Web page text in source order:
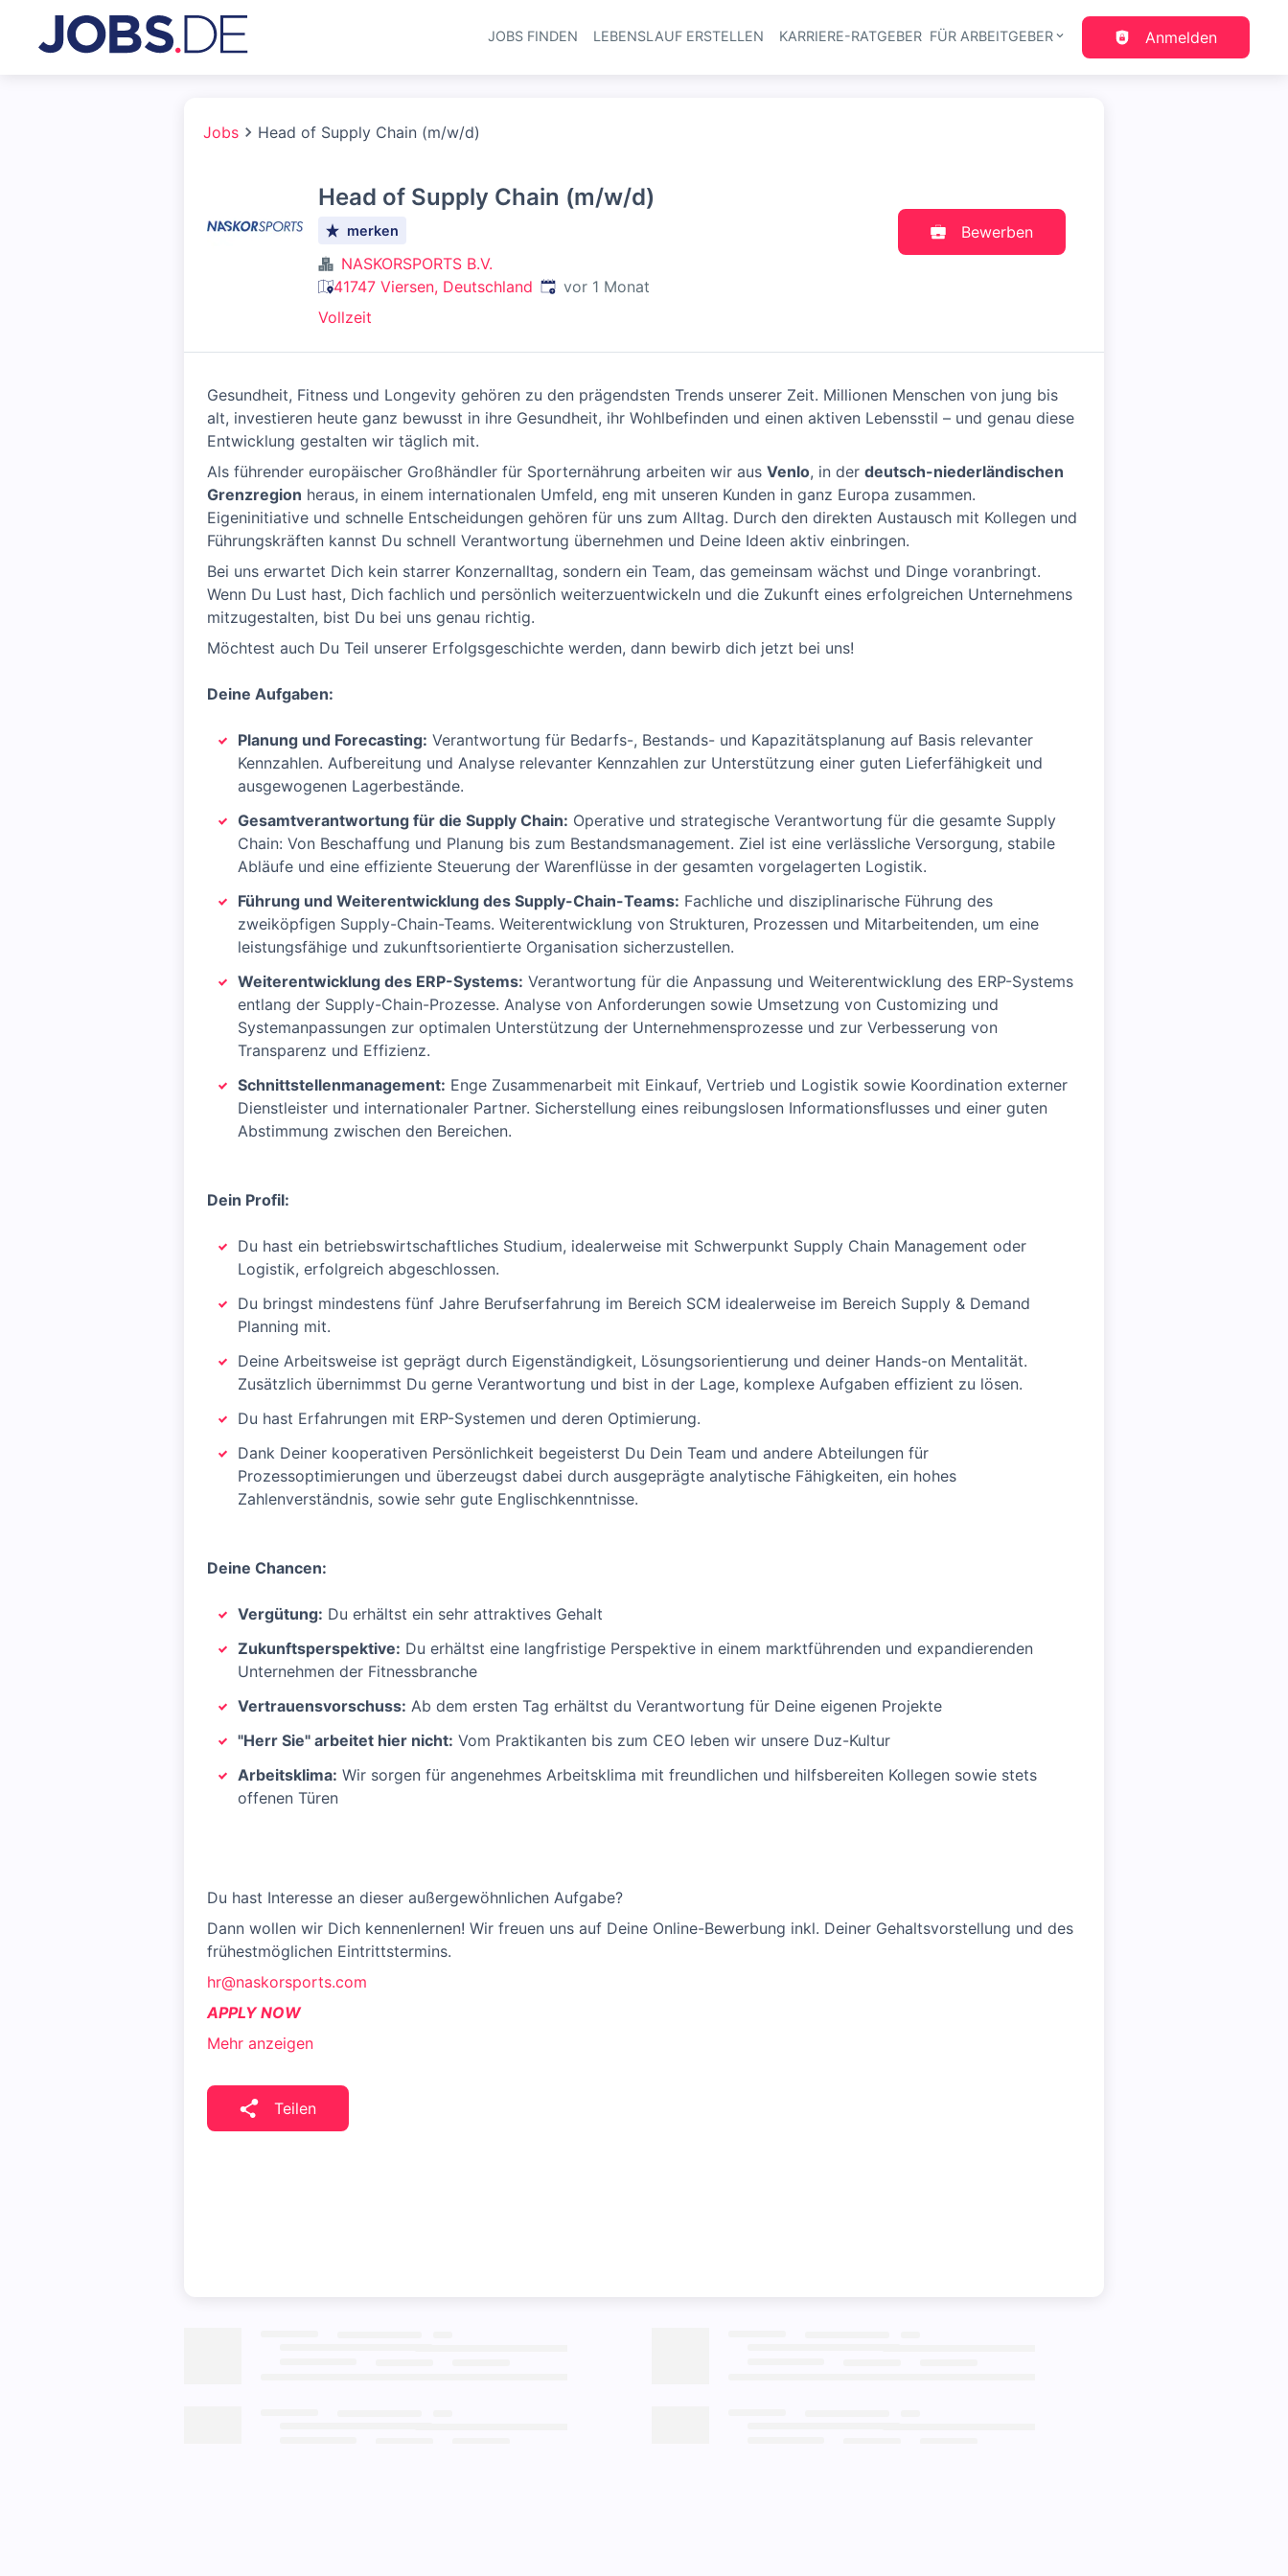
Haupt-Navigation
JOBS FINDEN LEBENSLAUF ERSTELLEN KARRIERE-RATGEBER FÜR ARBEITGEBER Anmelden
Jobs Head of Supply Chain (m/w/d)
Head of Supply Chain (m/w/d)
merken
NASKORSPORTS B.V.
41747 Viersen, Deutschland Veröffentlicht:
vor 1 Monat
Vollzeit
Bewerben
Gesundheit, Fitness und Longevity gehören zu den prägendsten Trends unserer Zeit. Millionen Menschen von jung bis
alt, investieren heute ganz bewusst in ihre Gesundheit, ihr Wohlbefinden und einen aktiven Lebensstil – und genau diese
Entwicklung gestalten wir täglich mit.
Als führender europäischer Großhändler für Sporternährung arbeiten wir aus Venlo, in der deutsch-niederländischen
Grenzregion heraus, in einem internationalen Umfeld, eng mit unseren Kunden in ganz Europa zusammen.
Eigeninitiative und schnelle Entscheidungen gehören für uns zum Alltag. Durch den direkten Austausch mit Kollegen und
Führungskräften kannst Du schnell Verantwortung übernehmen und Deine Ideen aktiv einbringen.
Bei uns erwartet Dich kein starrer Konzernalltag, sondern ein Team, das gemeinsam wächst und Dinge voranbringt.
Wenn Du Lust hast, Dich fachlich und persönlich weiterzuentwickeln und die Zukunft eines erfolgreichen Unternehmens
mitzugestalten, bist Du bei uns genau richtig.
Möchtest auch Du Teil unserer Erfolgsgeschichte werden, dann bewirb dich jetzt bei uns!
Deine Aufgaben:
Planung und Forecasting: Verantwortung für Bedarfs-, Bestands- und Kapazitätsplanung auf Basis relevanter
Kennzahlen. Aufbereitung und Analyse relevanter Kennzahlen zur Unterstützung einer guten Lieferfähigkeit und
ausgewogenen Lagerbestände.
Gesamtverantwortung für die Supply Chain: Operative und strategische Verantwortung für die gesamte Supply
Chain: Von Beschaffung und Planung bis zum Bestandsmanagement. Ziel ist eine verlässliche Versorgung, stabile
Abläufe und eine effiziente Steuerung der Warenflüsse in der gesamten vorgelagerten Logistik.
Führung und Weiterentwicklung des Supply-Chain-Teams: Fachliche und disziplinarische Führung des
zweiköpfigen Supply-Chain-Teams. Weiterentwicklung von Strukturen, Prozessen und Mitarbeitenden, um eine
leistungsfähige und zukunftsorientierte Organisation sicherzustellen.
Weiterentwicklung des ERP-Systems: Verantwortung für die Anpassung und Weiterentwicklung des ERP-Systems
entlang der Supply-Chain-Prozesse. Analyse von Anforderungen sowie Umsetzung von Customizing und
Systemanpassungen zur optimalen Unterstützung der Unternehmensprozesse und zur Verbesserung von
Transparenz und Effizienz.
Schnittstellenmanagement: Enge Zusammenarbeit mit Einkauf, Vertrieb und Logistik sowie Koordination externer
Dienstleister und internationaler Partner. Sicherstellung eines reibungslosen Informationsflusses und einer guten
Abstimmung zwischen den Bereichen.
Dein Profil:
Du hast ein betriebswirtschaftliches Studium, idealerweise mit Schwerpunkt Supply Chain Management oder
Logistik, erfolgreich abgeschlossen.
Du bringst mindestens fünf Jahre Berufserfahrung im Bereich SCM idealerweise im Bereich Supply & Demand
Planning mit.
Deine Arbeitsweise ist geprägt durch Eigenständigkeit, Lösungsorientierung und deiner Hands-on Mentalität.
Zusätzlich übernimmst Du gerne Verantwortung und bist in der Lage, komplexe Aufgaben effizient zu lösen.
Du hast Erfahrungen mit ERP-Systemen und deren Optimierung.
Dank Deiner kooperativen Persönlichkeit begeisterst Du Dein Team und andere Abteilungen für
Prozessoptimierungen und überzeugst dabei durch ausgeprägte analytische Fähigkeiten, ein hohes
Zahlenverständnis, sowie sehr gute Englischkenntnisse.
Deine Chancen:
Vergütung: Du erhältst ein sehr attraktives Gehalt
Zukunftsperspektive: Du erhältst eine langfristige Perspektive in einem marktführenden und expandierenden
Unternehmen der Fitnessbranche
Vertrauensvorschuss: Ab dem ersten Tag erhältst du Verantwortung für Deine eigenen Projekte
"Herr Sie" arbeitet hier nicht: Vom Praktikanten bis zum CEO leben wir unsere Duz-Kultur
Arbeitsklima: Wir sorgen für angenehmes Arbeitsklima mit freundlichen und hilfsbereiten Kollegen sowie stets
offenen Türen
Du hast Interesse an dieser außergewöhnlichen Aufgabe?
Dann wollen wir Dich kennenlernen! Wir freuen uns auf Deine Online-Bewerbung inkl. Deiner Gehaltsvorstellung und des
frühestmöglichen Eintrittstermins.
hr@naskorsports.com
APPLY NOW
Mehr anzeigen
Teilen